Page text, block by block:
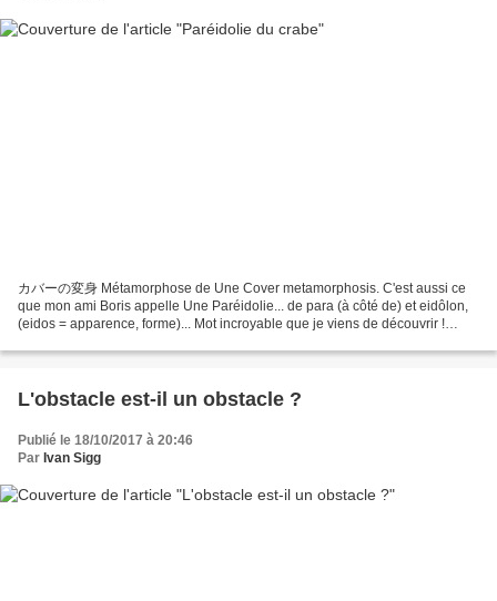
カバーの変身 Métamorphose de Une Cover metamorphosis. C'est aussi ce
que mon ami Boris appelle Une Paréidolie... de para (à côté de) et eidôlon,
(eidos = apparence, forme)... Mot incroyable que je viens de découvrir !
L'obstacle est-il un obstacle ?
Publié le 18/10/2017 à 20:46
Par Ivan Sigg